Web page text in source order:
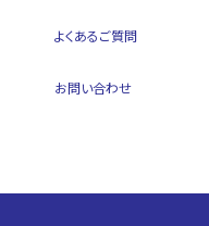
よくあるご質問
お問い合わせ